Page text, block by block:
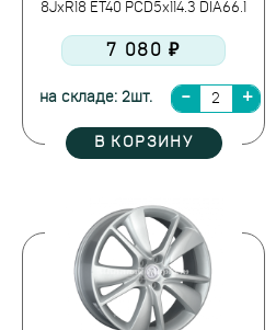
8JxR18 ET40 PCD5x114.3 DIA66.1
7 080 ₽
на складе: 2шт.
В КОРЗИНУ